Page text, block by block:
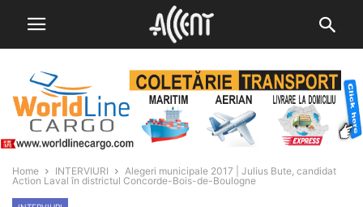
Home INTERVIURI
Alegeri municipale 2017 | Julius Bute, candidat
Action Laval în districtul Concorde-Bois-de-Boulogne